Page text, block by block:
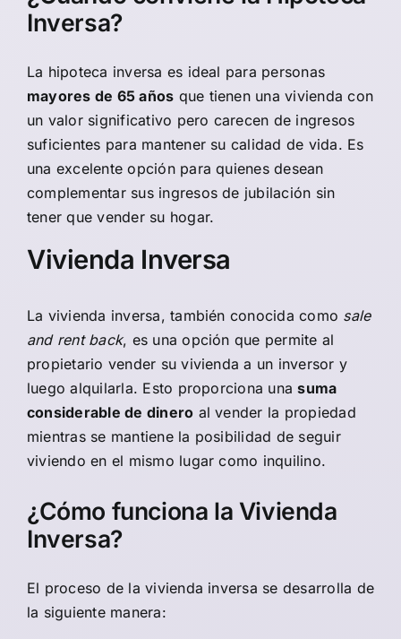
Inversa?
La hipoteca inversa es ideal para personas
mayores de 65 años que tienen una vivienda con
un valor significativo pero carecen de ingresos
suficientes para mantener su calidad de vida. Es
una excelente opción para quienes desean
complementar sus ingresos de jubilación sin
tener que vender su hogar.
Vivienda Inversa
La vivienda inversa, también conocida como sale
and rent back, es una opción que permite al
propietario vender su vivienda a un inversor y
luego alquilarla. Esto proporciona unasuma
considerable de dinero al vender la propiedad
mientras se mantiene la posibilidad de seguir
viviendo en el mismo lugar como inquilino.
¿Cómo funciona la Vivienda
Inversa?
El proceso de la vivienda inversa se desarrolla de
la siguiente manera: